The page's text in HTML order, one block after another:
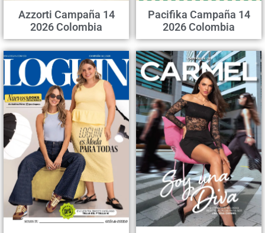
Azzorti Campaña 14
2026 Colombia
Pacifika Campaña 14
2026 Colombia